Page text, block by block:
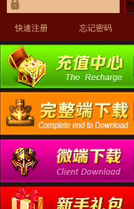
快速注册 忘记密码